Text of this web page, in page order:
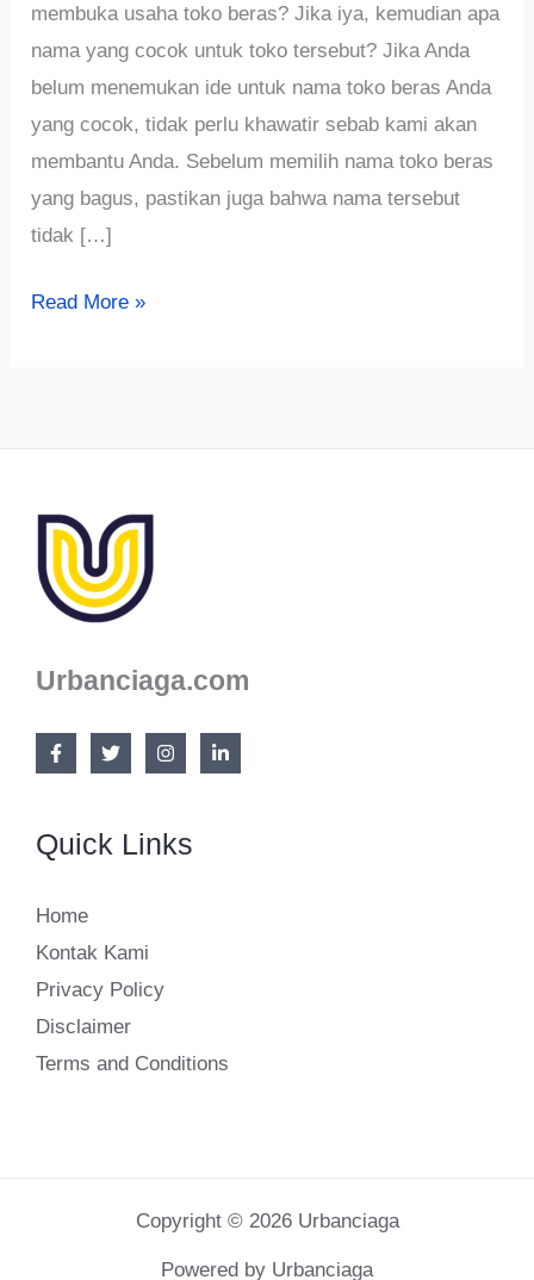
membuka usaha toko beras? Jika iya, kemudian apa
nama yang cocok untuk toko tersebut? Jika Anda
belum menemukan ide untuk nama toko beras Anda
yang cocok, tidak perlu khawatir sebab kami akan
membantu Anda. Sebelum memilih nama toko beras
yang bagus, pastikan juga bahwa nama tersebut
tidak […]
√866+
Beras
Bagus,
dan
Read More »
Urbanciaga.com
Quick Links
Home
Kontak Kami
Privacy Policy
Disclaimer
Terms and Conditions
Copyright © 2026 Urbanciaga
Powered by Urbanciaga